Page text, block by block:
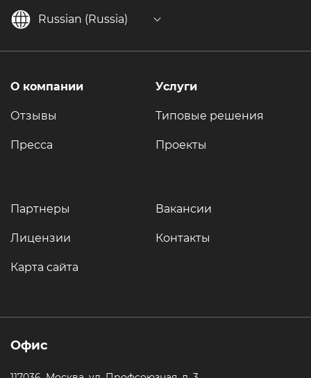
Russian (Russia)
О компании
Отзывы
Пресса
Услуги
Типовые решения
Проекты
Партнеры
Лицензии
Карта сайта
Вакансии
Контакты
Офис